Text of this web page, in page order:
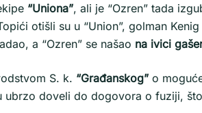
“Uniona”, ali je “Ozren” tada
otišli su u “Union”, golman Kenig
a “Ozren” se našao na ivici
S. k. “Građanskog” o
ubrzo doveli do dogovora o fuziji,